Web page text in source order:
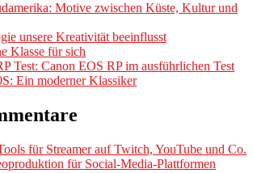
Motive zwischen Küste, Kultur und
unsere Kreativität beeinflusst
Klasse für sich
Test: Canon EOS RP im ausführlichen Test
Ein moderner Klassiker
für Streamer auf Twitch, YouTube und Co.
für Social-Media-Plattformen